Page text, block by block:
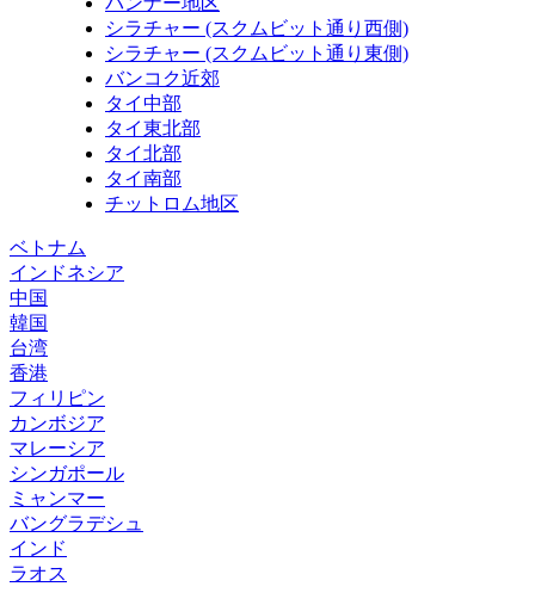
シラチャー (スクムビット通り西側)
シラチャー (スクムビット通り東側)
バンコク近郊
タイ中部
タイ東北部
タイ北部
タイ南部
チットロム地区
ベトナム
インドネシア
中国
韓国
台湾
香港
フィリピン
カンボジア
マレーシア
シンガポール
ミャンマー
バングラデシュ
インド
ラオス